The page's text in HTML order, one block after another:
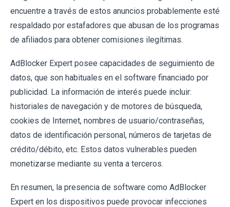
encuentre a través de estos anuncios probablemente esté
respaldado por estafadores que abusan de los programas
de afiliados para obtener comisiones ilegítimas.
AdBlocker Expert posee capacidades de seguimiento de
datos, que son habituales en el software financiado por
publicidad. La información de interés puede incluir:
historiales de navegación y de motores de búsqueda,
cookies de Internet, nombres de usuario/contraseñas,
datos de identificación personal, números de tarjetas de
crédito/débito, etc. Estos datos vulnerables pueden
monetizarse mediante su venta a terceros.
En resumen, la presencia de software como AdBlocker
Expert en los dispositivos puede provocar infecciones